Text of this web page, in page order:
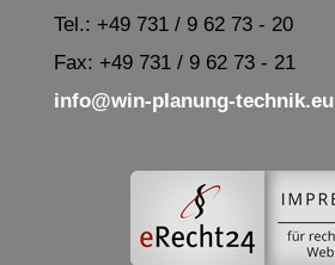
Tel.: +49 731 / 9 62 73 - 20
Fax: +49 731 / 9 62 73 - 21
info@win-planung-technik.eu